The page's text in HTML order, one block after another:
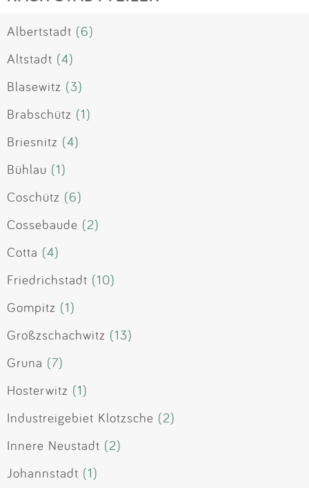
Albertstadt (6)
Altstadt (4)
Blasewitz (3)
Brabschütz (1)
Briesnitz (4)
Bühlau (1)
Coschütz (6)
Cossebaude (2)
Cotta (4)
Friedrichstadt (10)
Gompitz (1)
Großzschachwitz (13)
Gruna (7)
Hosterwitz (1)
Industreigebiet Klotzsche (2)
Innere Neustadt (2)
Johannstadt (1)